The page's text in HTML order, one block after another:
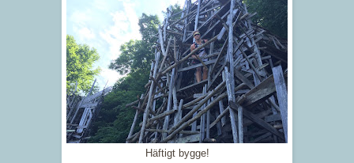
Häftigt bygge!